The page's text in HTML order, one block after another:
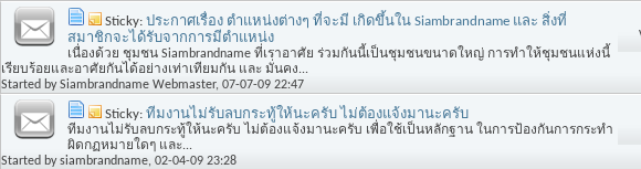
Sticky: ประกาศเรื่อง ตำแหน่งต่างๆ ที่จะมี เกิดขึ้นใน Siambrandname และ สิ่งที่
สมาชิกจะได้รับจากการมีตำแหน่ง
เนื่องด้วย ชุมชน Siambrandname ที่เราอาศัย ร่วมกันนี้เป็นชุมชนขนาดใหญ่ การทำให้ชุมชนแห่งนี้
เรียบร้อยและอาศัยกันได้อย่างเท่าเทียมกัน และ มั่นคง...
Started bySiambrandname Webmaster, 07-07-09 22:47
Sticky: ทีมงานไม่รับลบกระทู้ให้นะครับ ไม่ต้องแจ้งมานะครับ
ทีมงานไม่รับลบกระทู้ให้นะครับ ไม่ต้องแจ้งมานะครับ เพื่อใช้เป็นหลักฐาน ในการป้องกันการกระทำ
ผิดกฏหมายใดๆ และ...
Started bysiambrandname, 02-04-09 23:28